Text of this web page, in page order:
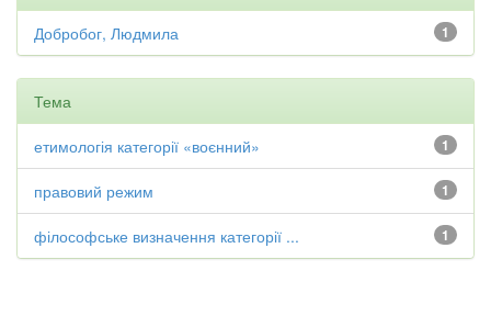
1
Добробог, Людмила
Тема
1
етимологія категорії «воєнний»
1
правовий режим
1
філософське визначення категорії ...